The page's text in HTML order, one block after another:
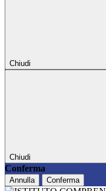
Chiudi
Chiudi
Conferma
Annulla Conferma